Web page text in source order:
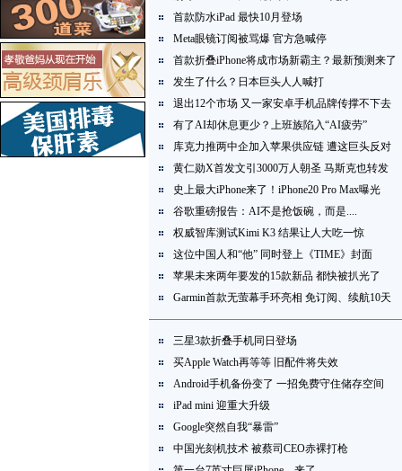
首款防水iPad 最快10月登场
Meta眼镜订阅被骂爆 官方急喊停
首款折叠iPhone将成市场新霸主？最新预测来了
发生了什么？日本巨头人人喊打
退出12个市场 又一家安卓手机品牌传撑不下去
有了AI却休息更少？上班族陷入“AI疲劳”
库克力推两中企加入苹果供应链 遭这巨头反对
黄仁勋X首发文引3000万人朝圣 马斯克也转发
史上最大iPhone来了！iPhone20 Pro Max曝光
谷歌重磅报告：AI不是抢饭碗，而是....
权威智库测试Kimi K3 结果让人大吃一惊
这位中国人和“他” 同时登上《TIME》封面
苹果未来两年要发的15款新品 都快被扒光了
Garmin首款无萤幕手环亮相 免订阅、续航10天
三星3款折叠手机同日登场
买Apple Watch再等等 旧配件将失效
Android手机备份变了 一招免费守住储存空间
iPad mini 迎重大升级
Google突然自我“暴雷”
中国光刻机技术 被蔡司CEO赤裸打枪